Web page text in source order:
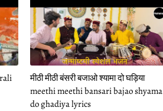
मीठी मीठी बंसरी बजाओ श्यामा दो घड़िया
meethi meethi bansari bajao shyama
do ghadiya lyrics